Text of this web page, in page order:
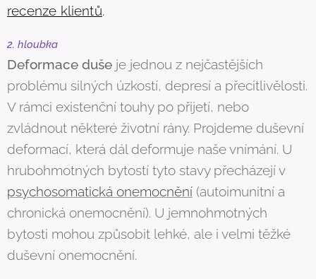
recenze klientů.
2. hloubka
Deformace duše je jednou z nejčastějších
problému silných úzkostí, depresí a přecitlivělosti.
V rámci existenční touhy po přijetí, nebo
zvládnout některé životní rány. Projdeme duševní
deformací, která dál deformuje naše vnímání. U
hrubohmotných bytostí tyto stavy přecházejí v
psychosomatická onemocnění (autoimunitní a
chronická onemocnění). U jemnohmotných
bytosti mohou způsobit lehké, ale i velmi těžké
duševní onemocnění.